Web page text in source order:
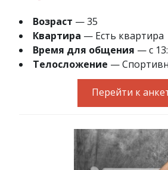
Возраст — 35
Квартира — Есть квартира
Время для общения — с
Телосложение —
Перейти к